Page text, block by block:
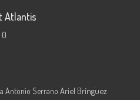
Atlantis
0
Antonio Serrano Ariel Brínguez